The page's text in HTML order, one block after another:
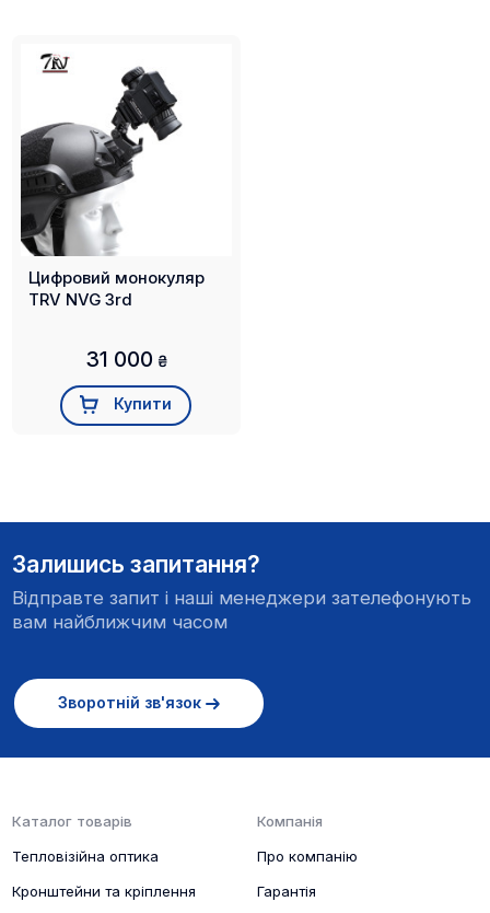
Цифровий монокуляр
TRV NVG 3rd
31 000 ₴
Купити
Залишись запитання?
Відправте запит і наші менеджери зателефонують
вам найближчим часом
Зворотній зв'язок
Каталог товарів
Тепловізійна оптика
Кронштейни та кріплення
Компанія
Про компанію
Гарантія